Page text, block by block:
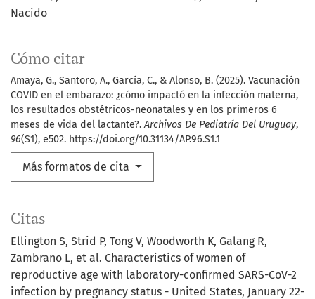
Nacido
Cómo citar
Amaya, G., Santoro, A., García, C., & Alonso, B. (2025). Vacunación
COVID en el embarazo: ¿cómo impactó en la infección materna,
los resultados obstétricos-neonatales y en los primeros 6
meses de vida del lactante?.Archivos De Pediatría Del Uruguay,
96(S1), e502. https://doi.org/10.31134/AP.96.S1.1
Más formatos de cita
Citas
Ellington S, Strid P, Tong V, Woodworth K, Galang R,
Zambrano L, et al. Characteristics of women of
reproductive age with laboratory-confirmed SARS-CoV-2
infection by pregnancy status - United States, January 22-